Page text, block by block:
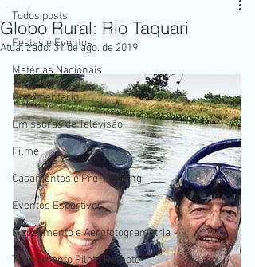
Todos posts
Festas e Eventos
Matérias Nacionais
Documentario
Emissoras de Televisão
Filme
Casamentos e Pré-Wedding
Eventos Esportivos
Mapeamento e Aerofotogrametria
Treinamento Piloto Remoto
Globo Rural: Rio Taquari
Atualizado:31 de ago. de 2019